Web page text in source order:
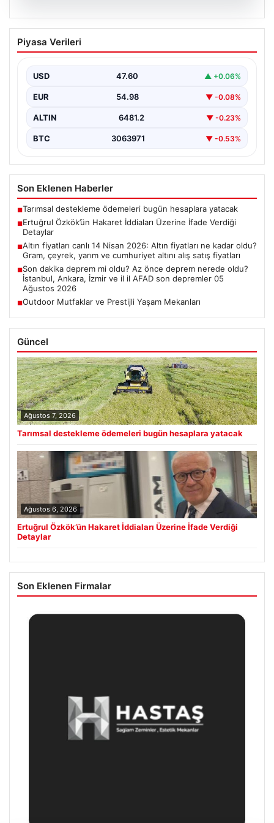
06.08.2026
Ertuğrul Özkök’ün Hakaret İddiaları
Üzerine İfade Verdiği Detaylar
hakaret' suçlamasıyla yürütülen soruşturma
kapsamında alınan ifadesinde, bu tür…
Piyasa Verileri
USD 47.60 ▲ +0.06%
EUR 54.98 ▼ -0.08%
ALTIN 6481.2 ▼ -0.23%
BTC 3063971 ▼ -0.53%
Son Eklenen Haberler
■Tarımsal destekleme ödemeleri bugün hesaplara yatacak
■Ertuğrul Özkök’ün Hakaret İddiaları Üzerine İfade Verdiği
Detaylar
■Altın fiyatları canlı 14 Nisan 2026: Altın fiyatları ne kadar oldu?
Gram, çeyrek, yarım ve cumhuriyet altını alış satış fiyatları
■Son dakika deprem mi oldu? Az önce deprem nerede oldu?
İstanbul, Ankara, İzmir ve il il AFAD son depremler 05
Ağustos 2026
■Outdoor Mutfaklar ve Prestijli Yaşam Mekanları
Güncel
Ağustos 7, 2026
Tarımsal destekleme ödemeleri bugün hesaplara yatacak
Ağustos 6, 2026
Ertuğrul Özkök’ün Hakaret İddiaları Üzerine İfade Verdiği
Detaylar
Son Eklenen Firmalar